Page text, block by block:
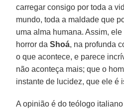
carregar consigo por toda a
mundo, toda a maldade que
uma alma humana. Assim,
horror daShoá, na profunda
o que acontece, e parece
não aconteça mais; que o
instante de lucidez, que ele é
A opinião é do teólogo italiano